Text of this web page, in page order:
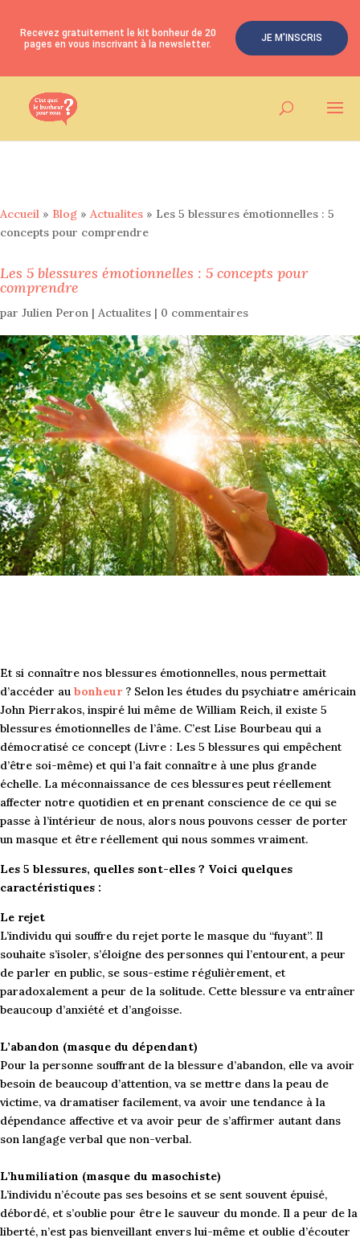
Accueil » Blog » Actualites » Les 5 blessures émotionnelles : 5
concepts pour comprendre
Les 5 blessures émotionnelles : 5 concepts pour
comprendre
par Julien Peron | Actualites | 0 commentaires
Et si connaître nos blessures émotionnelles, nous permettait
d’accéder au bonheur ? Selon les études du psychiatre américain
John Pierrakos, inspiré lui même de William Reich, il existe 5
blessures émotionnelles de l’âme. C’est Lise Bourbeau qui a
démocratisé ce concept (Livre : Les 5 blessures qui empêchent
d’être soi-même) et qui l’a fait connaître à une plus grande
échelle. La méconnaissance de ces blessures peut réellement
affecter notre quotidien et en prenant conscience de ce qui se
passe à l’intérieur de nous, alors nous pouvons cesser de porter
un masque et être réellement qui nous sommes vraiment.
Les 5 blessures, quelles sont-elles ? Voici quelques
caractéristiques :
Le rejet
L’individu qui souffre du rejet porte le masque du “fuyant”. Il
souhaite s’isoler, s’éloigne des personnes qui l’entourent, a peur
de parler en public, se sous-estime régulièrement, et
paradoxalement a peur de la solitude. Cette blessure va entraîner
beaucoup d’anxiété et d’angoisse.
L’abandon (masque du dépendant)
Pour la personne souffrant de la blessure d’abandon, elle va avoir
besoin de beaucoup d’attention, va se mettre dans la peau de
victime, va dramatiser facilement, va avoir une tendance à la
dépendance affective et va avoir peur de s’affirmer autant dans
son langage verbal que non-verbal.
L’humiliation (masque du masochiste)
L’individu n’écoute pas ses besoins et se sent souvent épuisé,
débordé, et s’oublie pour être le sauveur du monde. Il a peur de la
liberté, n’est pas bienveillant envers lui-même et oublie d’écouter
Recevez gratuitement le kit bonheur de 20
pages en vous inscrivant à la newsletter.
JE M'INSCRIS